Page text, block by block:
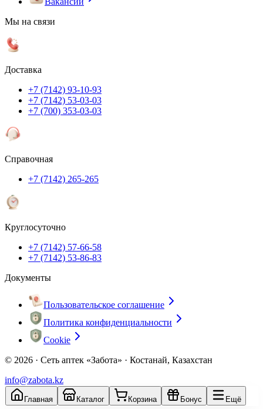
Мы на связи
Доставка
+7 (7142) 93-10-93
+7 (7142) 53-03-03
+7 (700) 353-03-03
Справочная
+7 (7142) 265-265
Круглосуточно
+7 (7142) 57-66-58
+7 (7142) 53-86-83
Документы
Пользовательское соглашение
Политика конфиденциальности
Cookie
© 2026 · Сеть аптек «Забота» · Костанай, Казахстан
info@zabota.kz
Главная Каталог Корзина Бонус Ещё